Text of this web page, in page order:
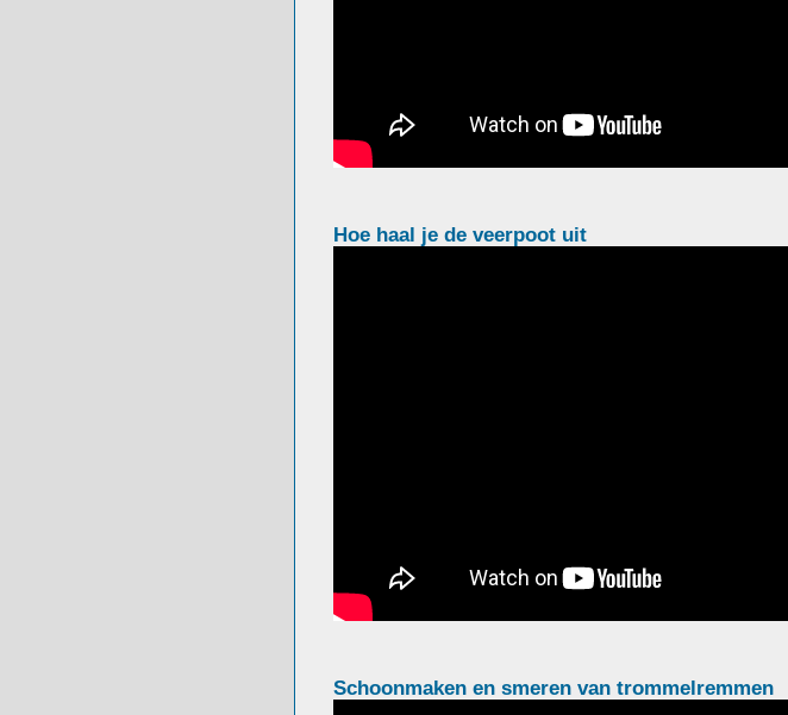
Hoe haal je de veerpoot uit
Schoonmaken en smeren van trommelremmen